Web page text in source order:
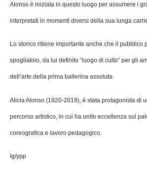
Alonso è iniziata in questo luogo per assumere i
interpretati in momenti diversi della sua lunga
Lo storico ritiene importante anche che il pubblico
spogliatoio, da lui definito “luogo di culto” per gli
dell’arte della prima ballerina assoluta.
Alicia Alonso (1920-2019), è stata protagonista di
percorso artistico, in cui ha unito eccellenza sul
coreografica e lavoro pedagogico.
Ig/ypp